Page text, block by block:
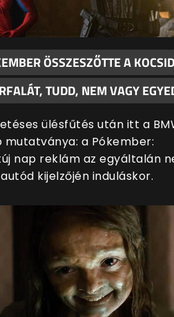
ÖSSZESZŐTTE A KOCSID
TUDD, NEM VAGY
ülésfűtés után itt a
mutatványa: a Pókember:
nap reklám az egyáltalán
kijelzőjén induláskor.